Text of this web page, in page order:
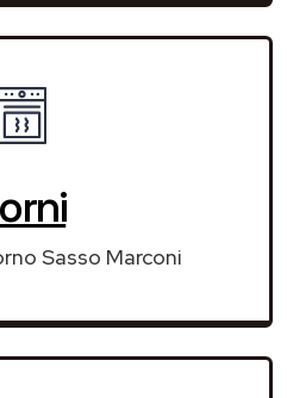
Sasso Marconi